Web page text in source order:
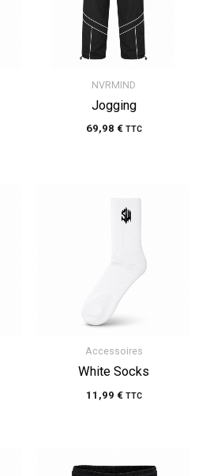
NVRMIND
Jogging
69,98 € TTC
Accessoires
White Socks
11,99 € TTC